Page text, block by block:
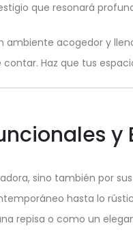
que resonará
acogedor y
Haz que tus
y
sino también por
hasta lo
repisa o como un